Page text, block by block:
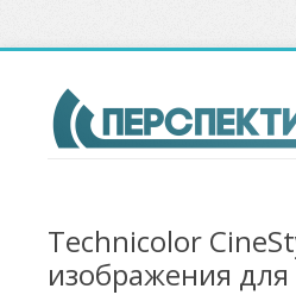
Technicolor
изображения для